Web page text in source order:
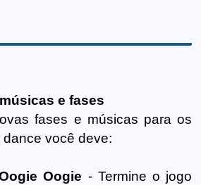
e fases
fases e músicas para os
você deve:
Oogie - Termine o jogo